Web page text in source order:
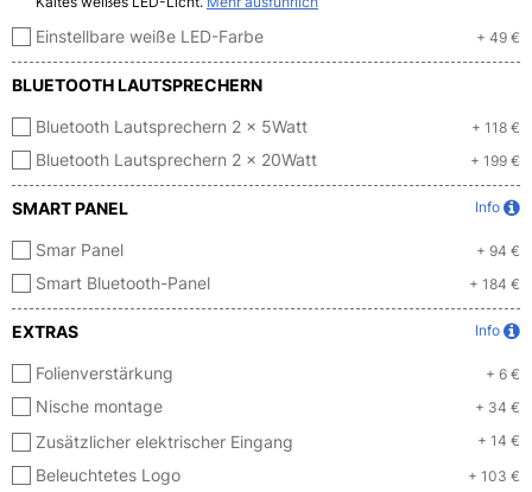
Einstellbare weiße LED-Farbe + 49 €
BLUETOOTH LAUTSPRECHERN
Bluetooth Lautsprechern 2 x 5Watt + 118 €
Bluetooth Lautsprechern 2 x 20Watt + 199 €
SMART PANEL Info
Smar Panel + 94 €
Smart Bluetooth-Panel + 184 €
EXTRAS Info
Folienverstärkung + 6 €
Nische montage + 34 €
Zusätzlicher elektrischer Eingang + 14 €
Beleuchtetes Logo + 103 €